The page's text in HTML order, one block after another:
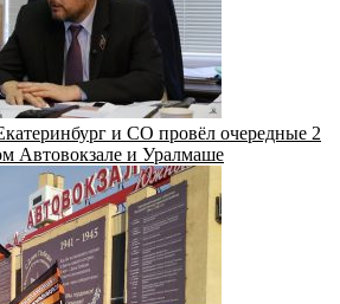
и СО провёл очередные 2
Автовокзале и Уралмаше